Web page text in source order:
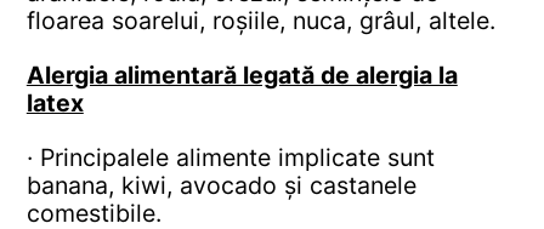
floarea soarelui, roșiile, nuca, grâul, altele.
Alergia alimentară legată de alergia la
latex
· Principalele alimente implicate sunt
banana, kiwi, avocado și castanele
comestibile.